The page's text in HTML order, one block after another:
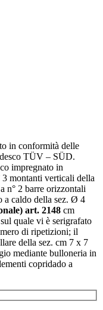
in conformità delle
TÜV – SÜD.
impregnato in
3 montanti verticali della
n° 2 barre orizzontali
a caldo della sez. Ø 4
art. 2148 cm
quale vi è serigrafato
di ripetizioni; il
della sez. cm 7 x 7
mediante bulloneria in
copridado a